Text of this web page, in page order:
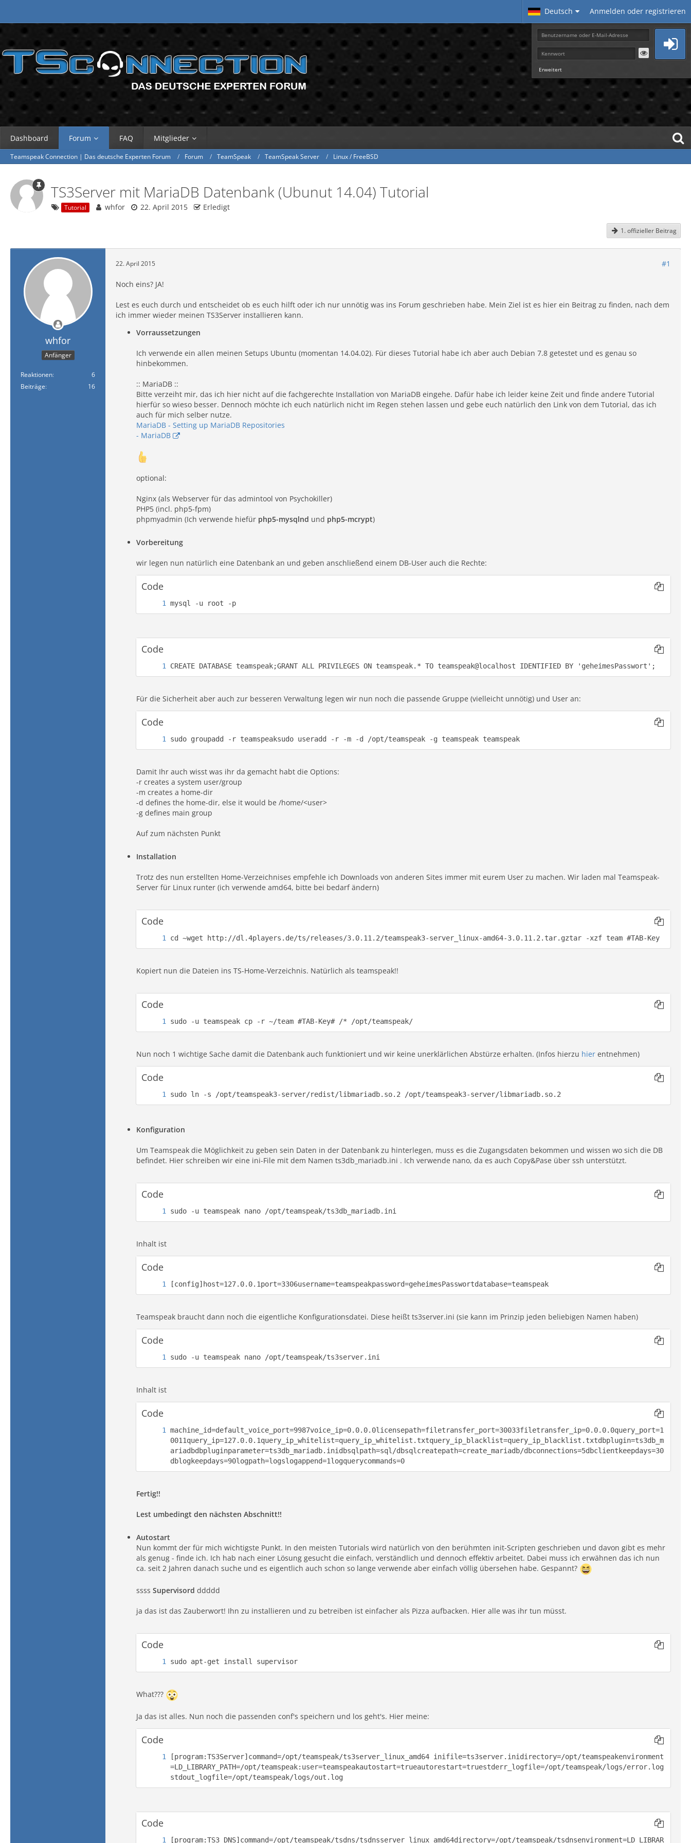
Deutsch Anmelden oder registrieren
Erweitert
Dashboard Forum FAQ Mitglieder
Teamspeak Connection | Das deutsche Experten Forum Forum TeamSpeak TeamSpeak Server Linux / FreeBSD
TS3Server mit MariaDB Datenbank (Ubunut 14.04) Tutorial
Tutorial whfor 22. April 2015 Erledigt
1. offizieller Beitrag
whfor
Anfänger
Reaktionen
6
Beiträge
16
22. April 2015 #1
Noch eins? JA!
Lest es euch durch und entscheidet ob es euch hilft oder ich nur unnötig was ins Forum geschrieben habe. Mein Ziel ist es hier ein Beitrag zu finden, nach dem
ich immer wieder meinen TS3Server installieren kann.
Vorraussetzungen
Ich verwende ein allen meinen Setups Ubuntu (momentan 14.04.02). Für dieses Tutorial habe ich aber auch Debian 7.8 getestet und es genau so
hinbekommen.
:: MariaDB ::
Bitte verzeiht mir, das ich hier nicht auf die fachgerechte Installation von MariaDB eingehe. Dafür habe ich leider keine Zeit und finde andere Tutorial
hierfür so wieso besser. Dennoch möchte ich euch natürlich nicht im Regen stehen lassen und gebe euch natürlich den Link von dem Tutorial, das ich
auch für mich selber nutze.
MariaDB - Setting up MariaDB Repositories
- MariaDB
optional:
Nginx (als Webserver für das admintool von Psychokiller)
PHP5 (incl. php5-fpm)
phpmyadmin (Ich verwende hiefür php5-mysqlnd und php5-mcrypt)
Vorbereitung
wir legen nun natürlich eine Datenbank an und geben anschließend einem DB-User auch die Rechte:
Code
mysql -u root -p
Code
CREATE DATABASE teamspeak;GRANT ALL PRIVILEGES ON teamspeak.* TO teamspeak@localhost IDENTIFIED BY 'geheimesPasswort';
Für die Sicherheit aber auch zur besseren Verwaltung legen wir nun noch die passende Gruppe (vielleicht unnötig) und User an:
Code
sudo groupadd -r teamspeaksudo useradd -r -m -d /opt/teamspeak -g teamspeak teamspeak
Damit Ihr auch wisst was ihr da gemacht habt die Options:
-r creates a system user/group
-m creates a home-dir
-d defines the home-dir, else it would be /home/<user>
-g defines main group
Auf zum nächsten Punkt
Installation
Trotz des nun erstellten Home-Verzeichnises empfehle ich Downloads von anderen Sites immer mit eurem User zu machen. Wir laden mal Teamspeak-
Server für Linux runter (ich verwende amd64, bitte bei bedarf ändern)
Code
cd ~wget http://dl.4players.de/ts/releases/3.0.11.2/teamspeak3-server_linux-amd64-3.0.11.2.tar.gztar -xzf team #TAB-Key
Kopiert nun die Dateien ins TS-Home-Verzeichnis. Natürlich als teamspeak!!
Code
sudo -u teamspeak cp -r ~/team #TAB-Key# /* /opt/teamspeak/
Nun noch 1 wichtige Sache damit die Datenbank auch funktioniert und wir keine unerklärlichen Abstürze erhalten. (Infos hierzu hier entnehmen)
Code
sudo ln -s /opt/teamspeak3-server/redist/libmariadb.so.2 /opt/teamspeak3-server/libmariadb.so.2
Konfiguration
Um Teamspeak die Möglichkeit zu geben sein Daten in der Datenbank zu hinterlegen, muss es die Zugangsdaten bekommen und wissen wo sich die DB
befindet. Hier schreiben wir eine ini-File mit dem Namen ts3db_mariadb.ini . Ich verwende nano, da es auch Copy&Pase über ssh unterstützt.
Code
sudo -u teamspeak nano /opt/teamspeak/ts3db_mariadb.ini
Inhalt ist
Code
[config]host=127.0.0.1port=3306username=teamspeakpassword=geheimesPasswortdatabase=teamspeak
Teamspeak braucht dann noch die eigentliche Konfigurationsdatei. Diese heißt ts3server.ini (sie kann im Prinzip jeden beliebigen Namen haben)
Code
sudo -u teamspeak nano /opt/teamspeak/ts3server.ini
Inhalt ist
Code
machine_id=default_voice_port=9987voice_ip=0.0.0.0licensepath=filetransfer_port=30033filetransfer_ip=0.0.0.0query_port=1
0011query_ip=127.0.0.1query_ip_whitelist=query_ip_whitelist.txtquery_ip_blacklist=query_ip_blacklist.txtdbplugin=ts3db_m
ariadbdbpluginparameter=ts3db_mariadb.inidbsqlpath=sql/dbsqlcreatepath=create_mariadb/dbconnections=5dbclientkeepdays=30
dblogkeepdays=90logpath=logslogappend=1logquerycommands=0
Fertig!!
Lest umbedingt den nächsten Abschnitt!!
Autostart
Nun kommt der für mich wichtigste Punkt. In den meisten Tutorials wird natürlich von den berühmten init-Scripten geschrieben und davon gibt es mehr
als genug - finde ich. Ich hab nach einer Lösung gesucht die einfach, verständlich und dennoch effektiv arbeitet. Dabei muss ich erwähnen das ich nun
ca. seit 2 Jahren danach suche und es eigentlich auch schon so lange verwende aber einfach völlig übersehen habe. Gespannt?
ssss Supervisord ddddd
ja das ist das Zauberwort! Ihn zu installieren und zu betreiben ist einfacher als Pizza aufbacken. Hier alle was ihr tun müsst.
Code
sudo apt-get install supervisor
What???
Ja das ist alles. Nun noch die passenden conf's speichern und los geht's. Hier meine:
Code
[program:TS3Server]command=/opt/teamspeak/ts3server_linux_amd64 inifile=ts3server.inidirectory=/opt/teamspeakenvironment
=LD_LIBRARY_PATH=/opt/teamspeak:user=teamspeakautostart=trueautorestart=truestderr_logfile=/opt/teamspeak/logs/error.log
stdout_logfile=/opt/teamspeak/logs/out.log
Code
[program:TS3_DNS]command=/opt/teamspeak/tsdns/tsdnsserver_linux_amd64directory=/opt/teamspeak/tsdnsenvironment=LD_LIBRAR